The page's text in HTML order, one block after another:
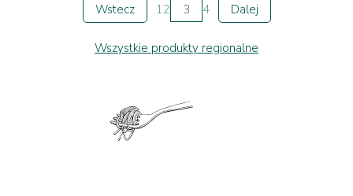
Wstecz 12 3 4 Dalej
Wszystkie produkty regionalne